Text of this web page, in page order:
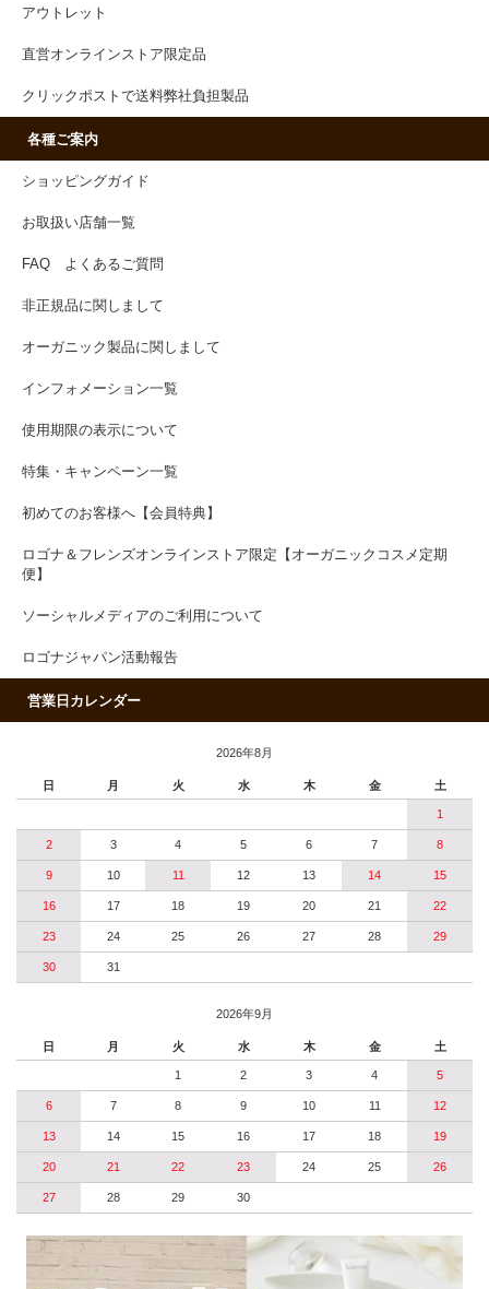
アウトレット
直営オンラインストア限定品
クリックポストで送料弊社負担製品
各種ご案内
ショッピングガイド
お取扱い店舗一覧
FAQ よくあるご質問
非正規品に関しまして
オーガニック製品に関しまして
インフォメーション一覧
使用期限の表示について
特集・キャンペーン一覧
初めてのお客様へ【会員特典】
ロゴナ＆フレンズオンラインストア限定【オーガニックコスメ定期
便】
ソーシャルメディアのご利用について
ロゴナジャパン活動報告
営業日カレンダー
2026年8月
日 月 火 水 木 金 土
1
2 3 4 5 6 7 8
9 10 11 12 13 14 15
16 17 18 19 20 21 22
23 24 25 26 27 28 29
30 31
2026年9月
日 月 火 水 木 金 土
1 2 3 4 5
6 7 8 9 10 11 12
13 14 15 16 17 18 19
20 21 22 23 24 25 26
27 28 29 30